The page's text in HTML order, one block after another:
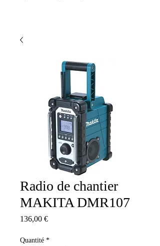
Radio de chantier
MAKITA DMR107
136,00 €Prix
Quantité *